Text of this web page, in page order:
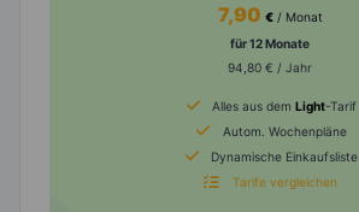
7,90 € / Monat
für 12 Monate
94,80 € / Jahr
Alles aus dem Light-Tarif
Autom. Wochenpläne
Dynamische Einkaufsliste
Tarife vergleichen